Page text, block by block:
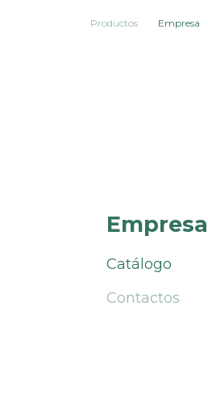
Productos Empresa
Empresa
Catálogo
Contactos